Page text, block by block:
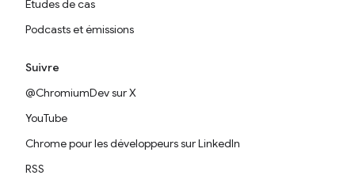
Études de cas
Podcasts et émissions
Suivre
@ChromiumDev sur X
YouTube
Chrome pour les développeurs sur LinkedIn
RSS